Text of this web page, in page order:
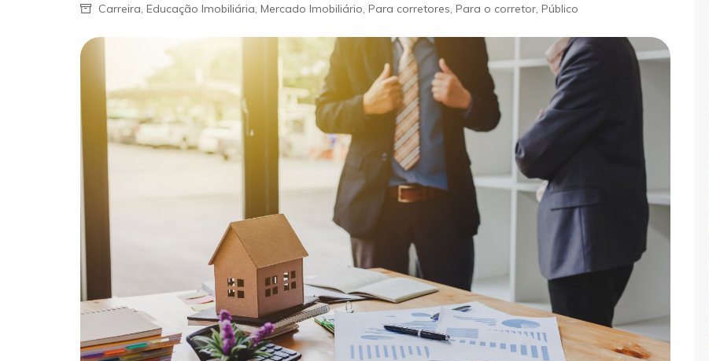
Carreira, Educação Imobiliária, Mercado Imobiliário, Para corretores, Para o corretor, Público